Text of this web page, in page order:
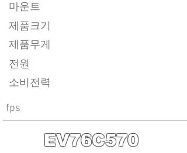
마운트
제품크기
제품무게
전원
소비전력
fps
EV76C570